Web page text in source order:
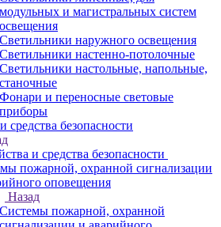
модульных и магистральных систем
освещения
Светильники наружного освещения
Светильники настенно-потолочные
Светильники настольные, напольные,
станочные
Фонари и переносные световые
приборы
средства безопасности
и средства безопасности
пожарной, охранной сигнализации
оповещения
Назад
Системы пожарной, охранной